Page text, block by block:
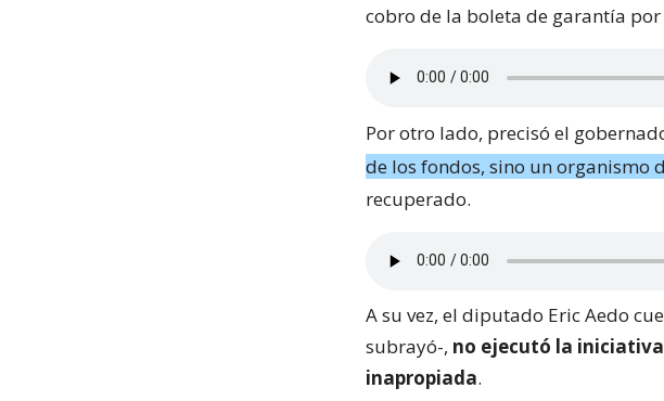
cobro de la boleta de garantía
Por otro lado, precisó el
de los fondos, sino un organismo
recuperado.
A su vez, el diputado Eric Aedo
subrayó-, no ejecutó la
inapropiada.